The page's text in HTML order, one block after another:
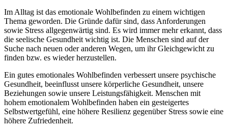
Im Alltag ist das emotionale Wohlbefinden zu einem wichtigen
Thema geworden. Die Gründe dafür sind, dass Anforderungen
sowie Stress allgegenwärtig sind. Es wird immer mehr erkannt, dass
die seelische Gesundheit wichtig ist. Die Menschen sind auf der
Suche nach neuen oder anderen Wegen, um ihr Gleichgewicht zu
finden bzw. es wieder herzustellen.
Ein gutes emotionales Wohlbefinden verbessert unsere psychische
Gesundheit, beeinflusst unsere körperliche Gesundheit, unsere
Beziehungen sowie unsere Leistungsfähigkeit. Menschen mit
hohem emotionalem Wohlbefinden haben ein gesteigertes
Selbstwertgefühl, eine höhere Resilienz gegenüber Stress sowie eine
höhere Zufriedenheit.